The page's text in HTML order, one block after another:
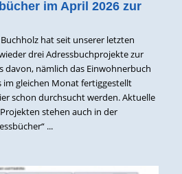
im April 2026 zur
hat seit unserer letzten
drei Adressbuchprojekte zur
davon, nämlich das Einwohnerbuch
im gleichen Monat fertiggestellt
schon durchsucht werden. Aktuelle
stehen auch in der
...